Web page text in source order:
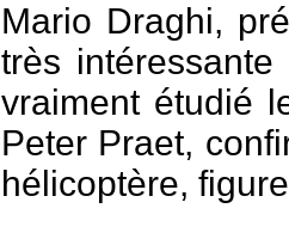
Mario Draghi,
très
vraiment étudié
Peter Praet,
hélicoptère,